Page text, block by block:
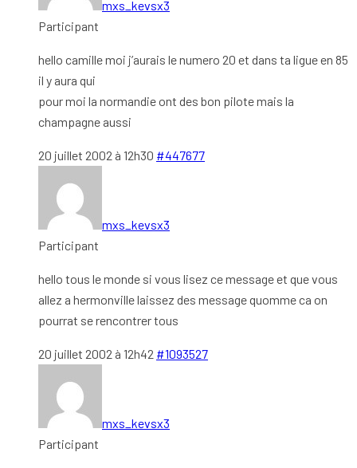
mxs_kevsx3
Participant
hello camille moi j’aurais le numero 20 et dans ta ligue en 85
il y aura qui
pour moi la normandie ont des bon pilote mais la
champagne aussi
20 juillet 2002 à 12h30 #447677
mxs_kevsx3
Participant
hello tous le monde si vous lisez ce message et que vous
allez a hermonville laissez des message quomme ca on
pourrat se rencontrer tous
20 juillet 2002 à 12h42 #1093527
mxs_kevsx3
Participant